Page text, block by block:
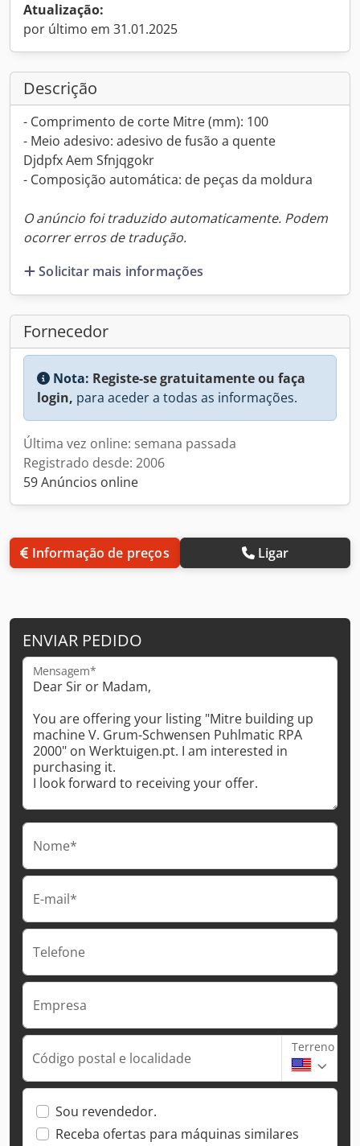
Atualização:
por último em 31.01.2025
Descrição
- Comprimento de corte Mitre (mm): 100
- Meio adesivo: adesivo de fusão a quente
Djdpfx Aem Sfnjqgokr
- Composição automática: de peças da moldura
O anúncio foi traduzido automaticamente. Podem
ocorrer erros de tradução.
Solicitar mais informações
Fornecedor
Nota: Registe-se gratuitamente ou faça
login, para aceder a todas as informações.
Última vez online: semana passada
Registrado desde: 2006
59 Anúncios online
Informação de preços Ligar
ENVIAR PEDIDO
Mensagem*
Nome*
E-mail*
Telefone
Empresa
Código postal e localidade
Terreno
Sou revendedor.
Receba ofertas para máquinas similares